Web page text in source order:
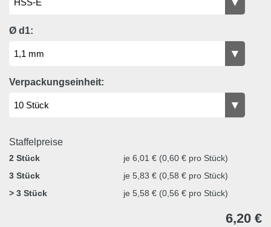
Ø d1:
Verpackungseinheit:
Staffelpreise
2 Stück
je 6,01 € (0,60 € pro Stück)
3 Stück
je 5,83 € (0,58 € pro Stück)
> 3 Stück
je 5,58 € (0,56 € pro Stück)
6,20 €